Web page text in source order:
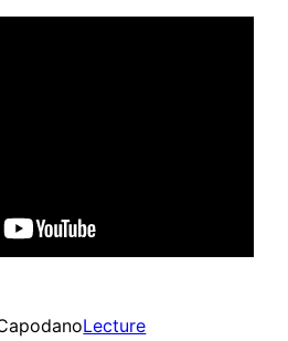
Lecture